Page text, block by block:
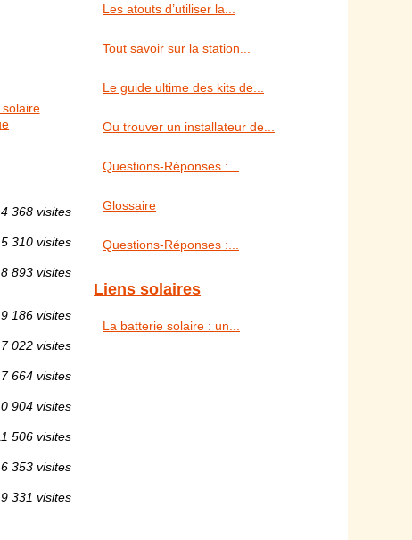
4 368 visites
5 310 visites
8 893 visites
9 186 visites
7 022 visites
7 664 visites
904 visites
506 visites
353 visites
331 visites
Les atouts d’utiliser la...
Tout savoir sur la station...
Le guide ultime des kits de...
Ou trouver un installateur de...
Questions-Réponses :...
Glossaire
Questions-Réponses :...
Liens solaires
La batterie solaire : un...